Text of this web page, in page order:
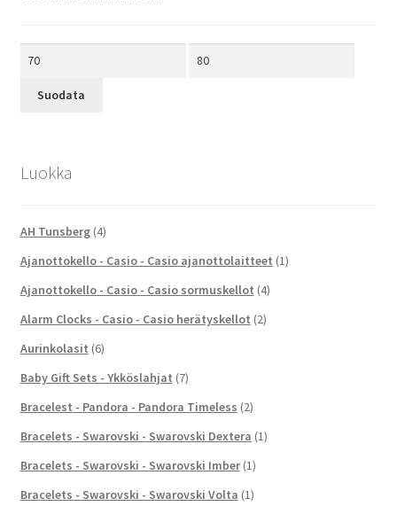
Suodata
Luokka
AH Tunsberg (4)
Ajanottokello - Casio - Casio ajanottolaitteet (1)
Ajanottokello - Casio - Casio sormuskellot (4)
Alarm Clocks - Casio - Casio herätyskellot (2)
Aurinkolasit (6)
Baby Gift Sets - Ykköslahjat (7)
Bracelest - Pandora - Pandora Timeless (2)
Bracelets - Swarovski - Swarovski Dextera (1)
Bracelets - Swarovski - Swarovski Imber (1)
Bracelets - Swarovski - Swarovski Volta (1)